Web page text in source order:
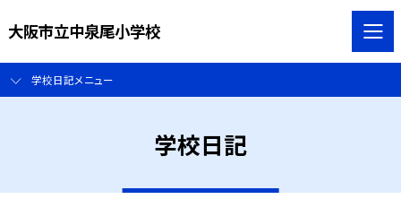
大阪市立中泉尾小学校
学校日記メニュー
学校日記